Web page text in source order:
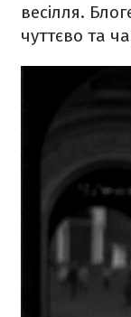
весілля.
чуттєво та